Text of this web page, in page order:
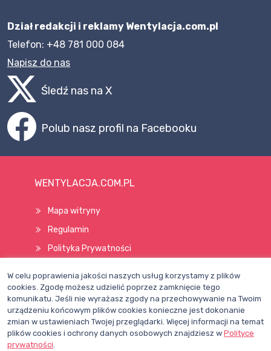
Dział redakcji i reklamy Wentylacja.com.pl
Telefon: +48 781 000 084
Napisz do nas
Śledź nas na X
Polub nasz profil na Facebooku
WENTYLACJA.COM.PL
Mapa witryny
Regulamin
Polityka Prywatności
Wszelkie prawa zastrzeżone © 1998–2026
W celu poprawienia jakości naszych usług korzystamy z plików
cookies. Zgodę możesz udzielić poprzez zamknięcie tego
komunikatu. Jeśli nie wyrażasz zgody na przechowywanie na Twoim
urządzeniu końcowym plików cookies konieczne jest dokonanie
zmian w ustawieniach Twojej przeglądarki. Więcej informacji na temat
plików cookies i ochrony danych osobowych znajdziesz w Polityce
prywatności.